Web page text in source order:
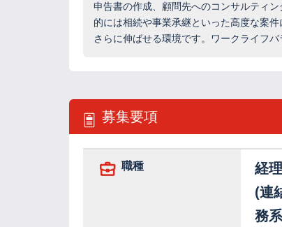
申告書の作成、顧問先へのコンサルティ
的には相続や事業承継といった高度な案
さらに伸ばせる環境です。ワークライフ
募集要項
職種
経
(連
務